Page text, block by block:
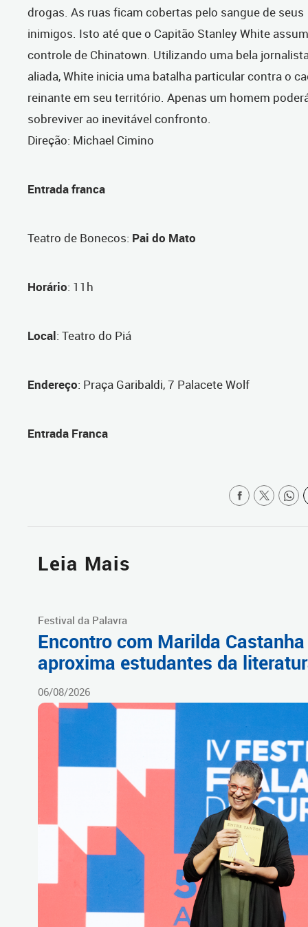
drogas. As ruas ficam cobertas pelo sangue de seus
inimigos. Isto até que o Capitão Stanley White
controle de Chinatown. Utilizando uma bela
aliada, White inicia uma batalha particular contra o
reinante em seu território. Apenas um homem
sobreviver ao inevitável confronto.
Direção: Michael Cimino
Entrada franca
Teatro de Bonecos: Pai do Mato
Horário: 11h
Local: Teatro do Piá
Endereço: Praça Garibaldi, 7 Palacete Wolf
Entrada Franca
Leia Mais
Festival da Palavra
Encontro com Marilda Castanha
aproxima estudantes da
06/08/2026